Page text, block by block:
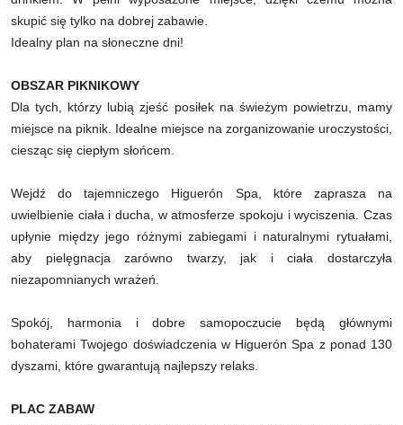
skupić się tylko na dobrej zabawie.
Idealny plan na słoneczne dni!
OBSZAR PIKNIKOWY
Dla tych, którzy lubią zjeść posiłek na świeżym powietrzu, mamy
miejsce na piknik. Idealne miejsce na zorganizowanie uroczystości,
ciesząc się ciepłym słońcem.
Wejdź do tajemniczego Higuerón Spa, które zaprasza na
uwielbienie ciała i ducha, w atmosferze spokoju i wyciszenia. Czas
upłynie między jego różnymi zabiegami i naturalnymi rytuałami,
aby pielęgnacja zarówno twarzy, jak i ciała dostarczyła
niezapomnianych wrażeń.
Spokój, harmonia i dobre samopoczucie będą głównymi
bohaterami Twojego doświadczenia w Higuerón Spa z ponad 130
dyszami, które gwarantują najlepszy relaks.
PLAC ZABAW